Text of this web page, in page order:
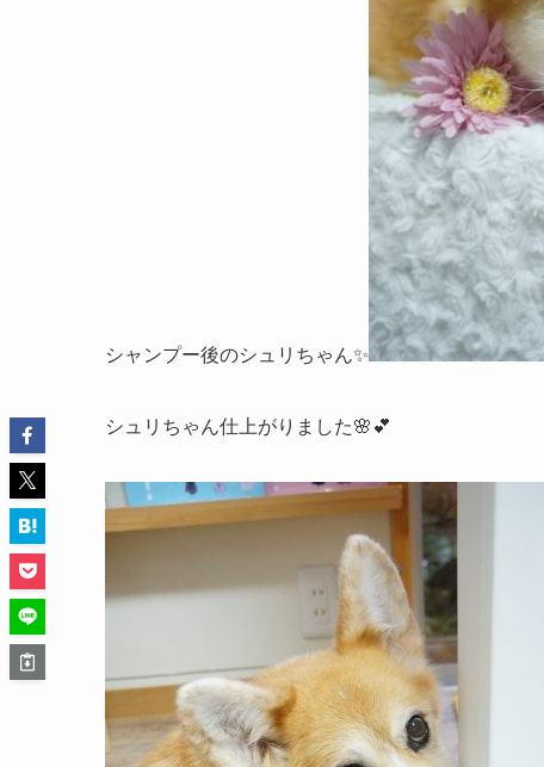
シャンプー後のシュリちゃん✨
シュリちゃん仕上がりました🌸💕